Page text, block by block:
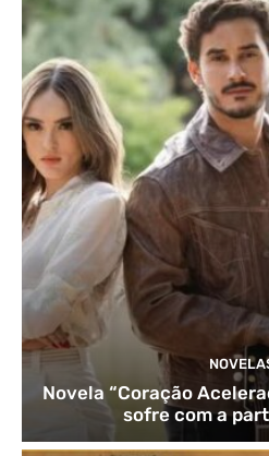
Novela “Coração
sofre com a